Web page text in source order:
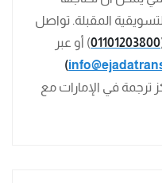
المقبلة. تواصل
01101203800) أو عبر
)
في الإمارات مع